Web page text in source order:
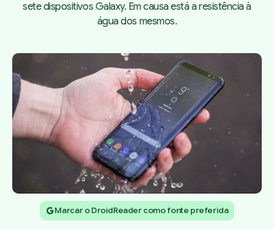
sete dispositivos Galaxy. Em causa está a resistência à
água dos mesmos.
Marcar o DroidReader como fonte preferida